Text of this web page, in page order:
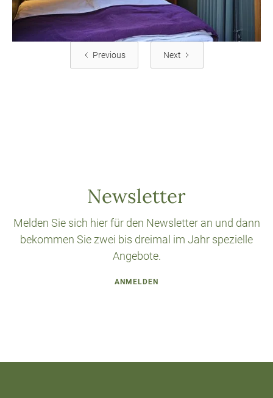
Previous Next
Newsletter
Melden Sie sich hier für den Newsletter an und dann
bekommen Sie zwei bis dreimal im Jahr spezielle
Angebote.
ANMELDEN